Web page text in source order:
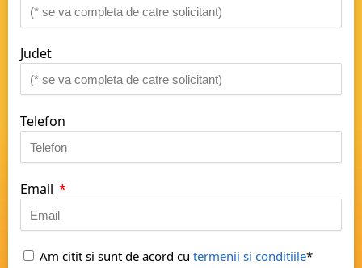
Judet
Telefon
Email
Am citit si sunt de acord cu termenii si conditiile*